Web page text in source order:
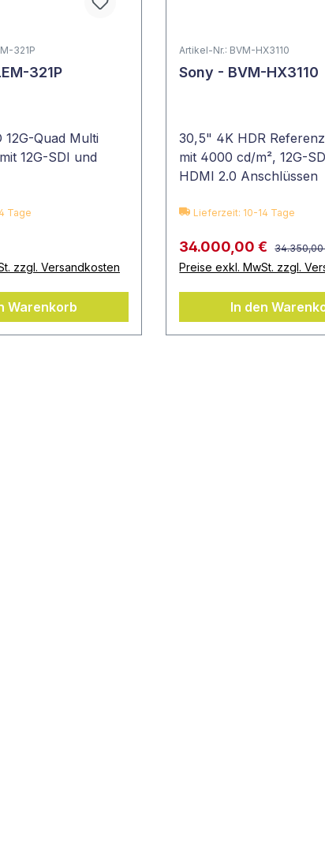
321P
321P
Quad Multi
12G-SDI und
Tage
zzgl. Versandkosten
Warenkorb
Artikel-Nr.: BVM-HX3110
Sony - BVM-HX3110
30,5" 4K HDR
mit 4000 cd/m², 12G-
HDMI 2.0 Anschlüssen
Lieferzeit: 10-14 Tage
34.000,00 € 34.350,00
Preise exkl. MwSt. zzgl.
In den